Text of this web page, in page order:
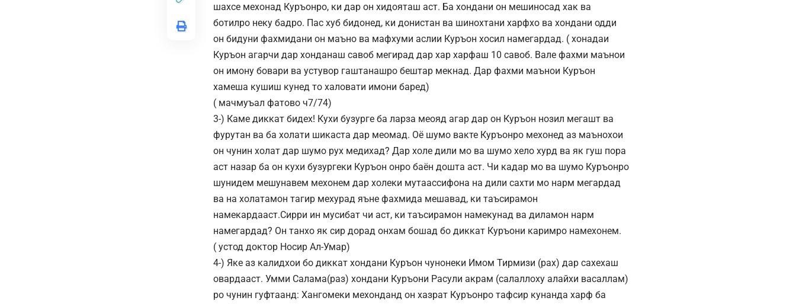
шахсе мехонад Куръонро, ки дар он хидояташ аст. Ба хондани он мешиносад хак ва
ботилро неку бадро. Пас хуб бидонед, ки донистан ва шинохтани харфхо ва хондани одди
он бидуни фахмидани он маъно ва мафхуми аслии Куръон хосил намегардад. ( хонадаи
Куръон агарчи дар хонданаш савоб мегирад дар хар харфаш 10 савоб. Вале фахми маънои
он имону бовари ва устувор гаштанашро бештар мекнад. Дар фахми маънои Куръон
хамеша кушиш кунед то халовати имони баред)
( мачмуъал фатово ч7/74)
3-) Каме диккат бидех! Кухи бузурге ба ларза меояд агар дар он Куръон нозил мегашт ва
фурутан ва ба холати шикаста дар меомад. Оё шумо вакте Куръонро мехонед аз маънохои
он чунин холат дар шумо рух медихад? Дар холе дили мо ва шумо хело хурд ва як гуш пора
аст назар ба он кухи бузургеки Куръон онро баён дошта аст. Чи кадар мо ва шумо Куръонро
шунидем мешунавем мехонем дар холеки мутаассифона на дили сахти мо нарм мегардад
ва на холатамон тагир мехурад яъне фахмида мешавад, ки таъсирамон
намекардааст.Сирри ин мусибат чи аст, ки таъсирамон намекунад ва диламон нарм
намегардад? Он танхо як сир дорад онхам бошад бо диккат Куръони каримро намехонем.
( устод доктор Носир Ал-Умар)
4-) Яке аз калидхои бо диккат хондани Куръон чунонеки Имом Тирмизи (рах) дар сахехаш
овардааст. Умми Салама(раз) хондани Куръони Расули акрам (салаллоху алайхи васаллам)
ро чунин гуфтаанд: Хангомеки мехонданд он хазрат Куръонро тафсир кунанда харф ба